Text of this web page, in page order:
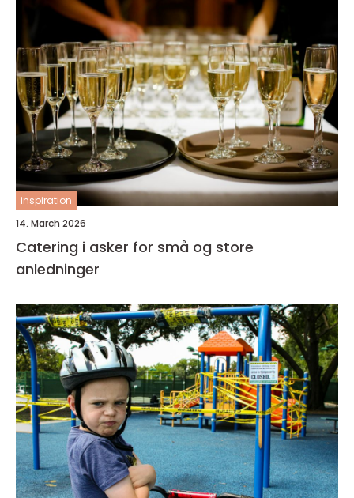
inspiration
14. March 2026
Catering i asker for små og store
anledninger